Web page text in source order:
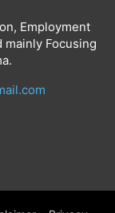
Employment
Focusing